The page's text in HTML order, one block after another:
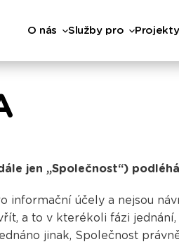
O nás Služby pro Projekty
jen „Společnost“)
informační účely a nejsou
a to v kterékoli fázi
jinak, Společnost